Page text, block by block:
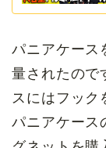
パニアケース
量されたので
スにはフック
パニアケース